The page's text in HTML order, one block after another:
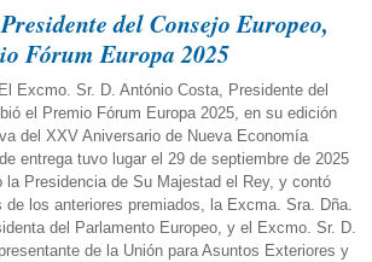
del Consejo Europeo,
Fórum Europa 2025
Excmo. Sr. D. António Costa, Presidente del
el Premio Fórum Europa 2025, en su edición
del XXV Aniversario de Nueva Economía
entrega tuvo lugar el 29 de septiembre de 2025
la Presidencia de Su Majestad el Rey, y contó
los anteriores premiados, la Excma. Sra. Dña.
del Parlamento Europeo, y el Excmo. Sr. D.
de la Unión para Asuntos Exteriores y